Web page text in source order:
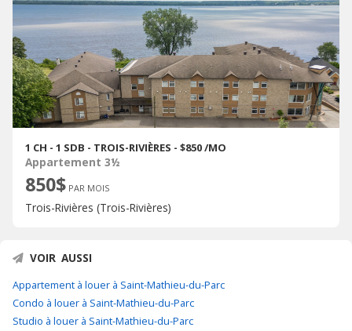
1 CH - 1 SDB - TROIS-RIVIÈRES - $850 /MO
Appartement 3½
850$ PAR MOIS
Trois-Rivières (Trois-Rivières)
VOIR AUSSI
Appartement à louer à Saint-Mathieu-du-Parc
Condo à louer à Saint-Mathieu-du-Parc
Studio à louer à Saint-Mathieu-du-Parc